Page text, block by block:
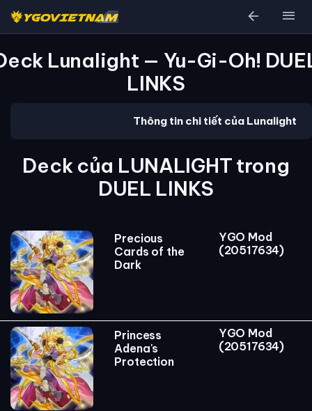
arrow_back menu
Lunalight — Yu-Gi-Oh!
LINKS
Thông tin chi tiết của Lunalight
Deck của LUNALIGHT trong
DUEL LINKS
Precious
Cards of the
Dark
YGO Mod
(20517634)
Princess
Adena's
Protection
YGO Mod
(20517634)